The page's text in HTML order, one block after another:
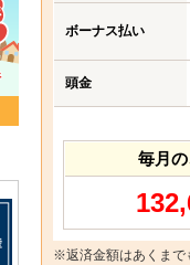
ボーナス払い
頭金
毎月
※返済金額はあくまで